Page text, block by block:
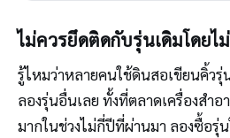
ไม่ควรยึดติดกับรุ่นเดิมโดยไ
รู้ไหมว่าหลายคนใช้ดินสอเขียนคิ้วรุ่
ลองรุ่นอื่นเลย ทั้งที่ตลาดเครื่องสำ
มากในช่วงไม่กี่ปีที่ผ่านมา ลองซื้อรุ่